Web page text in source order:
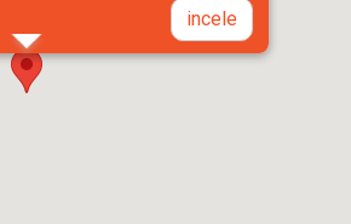
incele